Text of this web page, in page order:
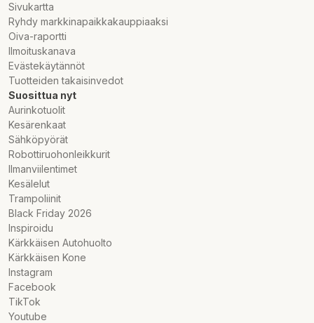
Sivukartta
Ryhdy markkinapaikkakauppiaaksi
Oiva-raportti
Ilmoituskanava
Evästekäytännöt
Tuotteiden takaisinvedot
Suosittua nyt
Aurinkotuolit
Kesärenkaat
Sähköpyörät
Robottiruohonleikkurit
Ilmanviilentimet
Kesälelut
Trampoliinit
Black Friday 2026
Inspiroidu
Kärkkäisen Autohuolto
Kärkkäisen Kone
Instagram
Facebook
TikTok
Youtube